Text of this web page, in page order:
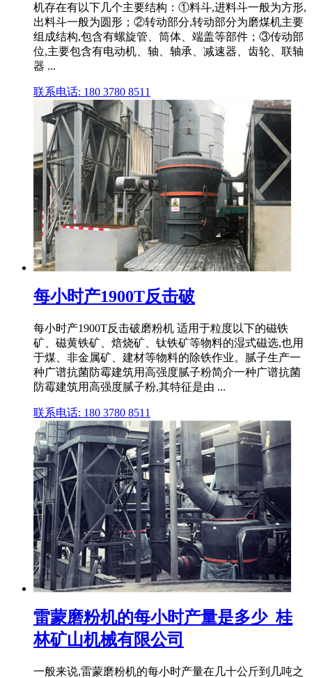
机存在有以下几个主要结构：①料斗,进料斗一般为方形,
出料斗一般为圆形；②转动部分,转动部分为磨煤机主要
组成结构,包含有螺旋管、筒体、端盖等部件；③传动部
位,主要包含有电动机、轴、轴承、减速器、齿轮、联轴
器 ...
联系电话: 180 3780 8511
每小时产1900T反击破
每小时产1900T反击破磨粉机 适用于粒度以下的磁铁
矿、磁黄铁矿、焙烧矿、钛铁矿等物料的湿式磁选,也用
于煤、非金属矿、建材等物料的除铁作业。腻子生产一
种广谱抗菌防霉建筑用高强度腻子粉简介一种广谱抗菌
防霉建筑用高强度腻子粉,其特征是由 ...
联系电话: 180 3780 8511
雷蒙磨粉机的每小时产量是多少_桂
林矿山机械有限公司
一般来说,雷蒙磨粉机的每小时产量在几十公斤到几吨之